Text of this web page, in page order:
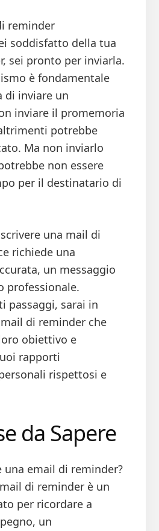
reminder
soddisfatto della tua
sei pronto per inviarla.
è fondamentale
di inviare un
inviare il promemoria
potrebbe
Ma non inviarlo
non essere
per il destinatario di
una mail di
richiede una
un messaggio
professionale.
passaggi, sarai in
di reminder che
obiettivo e
rapporti
rispettosi e
da Sapere
una email di reminder?
di reminder è un
per ricordare a
un